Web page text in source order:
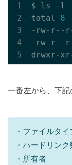
$ ls -l
total 8
-rw-
-rw-
drwxr-
一番左から、下記
・ファイルタ
・ハードリンク
・所有者